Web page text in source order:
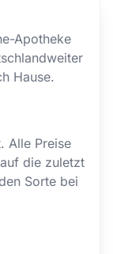
Apotheke
Hause.
Alle Preise
die zuletzt
Sorte bei